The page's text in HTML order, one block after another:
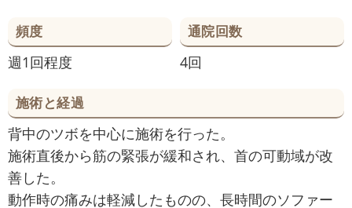
頻度
週1回程度
通院回数
4回
施術と経過
背中のツボを中心に施術を行った。
施術直後から筋の緊張が緩和され、首の可動域が改
善した。
動作時の痛みは軽減したものの、長時間のソファー